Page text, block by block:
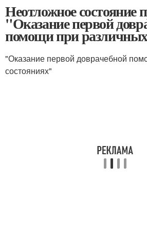
Неотложное состояние
"Оказание первой
помощи при
"Оказание первой доврачебной
состояниях"